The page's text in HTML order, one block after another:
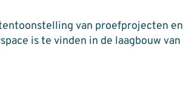
van proefprojecten en
is te vinden in de laagbouw van